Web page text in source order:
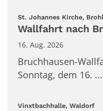
St. Johannes Kirche, Brohl
Wallfahrt nach
16. Aug. 2026
Bruchhausen-
Sonntag, dem 16. ...
Vinxtbachhalle, Waldorf: